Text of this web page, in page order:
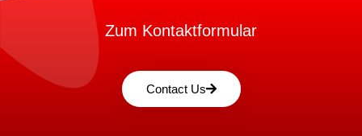
Zum Kontaktformular
Contact Us